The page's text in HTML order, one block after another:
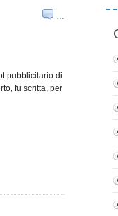
…
pubblicitario di
fu scritta, per